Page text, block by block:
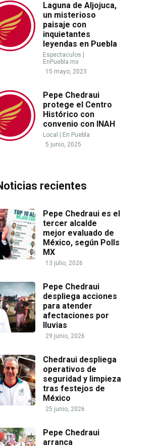
Laguna de Aljojuca,
un misterioso
paisaje con
inquietantes
leyendas en Puebla
Espectaculos
EnPuebla.mx
15 mayo, 2023
Pepe Chedraui
protege el Centro
Histórico con
convenio con INAH
Local
En Puebla
5 junio, 2025
recientes
Pepe Chedraui es el
tercer alcalde
mejor evaluado de
México, según Polls
MX
13 julio, 2026
Pepe Chedraui
despliega acciones
para atender
afectaciones por
lluvias
29 junio, 2026
Chedraui despliega
operativos de
seguridad y limpieza
tras festejos de
México
25 junio, 2026
Pepe Chedraui
arranca